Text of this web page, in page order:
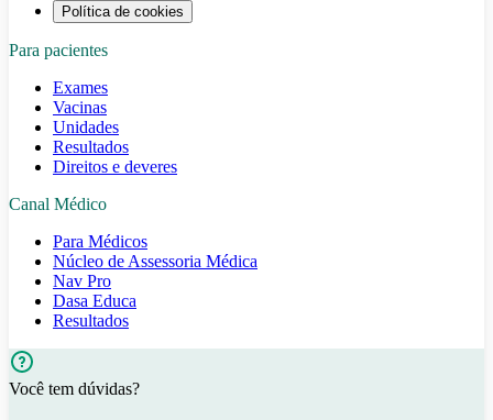
Política de cookies
Para pacientes
Exames
Vacinas
Unidades
Resultados
Direitos e deveres
Canal Médico
Para Médicos
Núcleo de Assessoria Médica
Nav Pro
Dasa Educa
Resultados
Você tem dúvidas?